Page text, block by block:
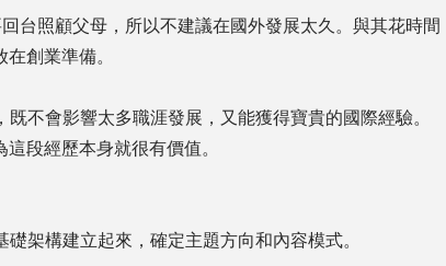
台照顧父母，所以不建議在國外發展太久。與其花時間
創業準備。
不會影響太多職涯發展，又能獲得寶貴的國際經驗。
段經歷本身就很有價值。
架構建立起來，確定主題方向和內容模式。